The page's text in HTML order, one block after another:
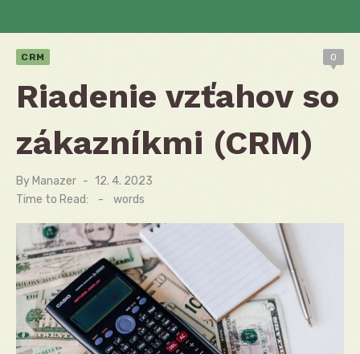
CRM 0
Riadenie vzťahov so
zákazníkmi (CRM)
By Manazer
Posted
12. 4. 2023
Time to Read:
- words